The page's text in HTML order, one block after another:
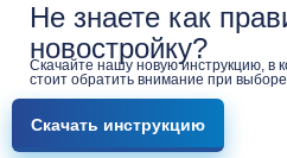
Не знаете как
новостройку?
Скачайте нашу новую инструкцию, в
стоит обратить внимание при
Скачать инструкцию